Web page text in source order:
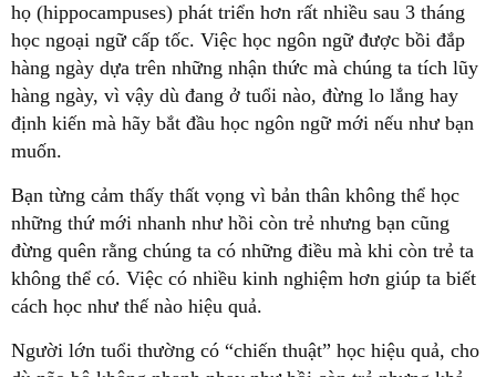
họ (hippocampuses) phát triển hơn rất nhiều sau 3 tháng
học ngoại ngữ cấp tốc. Việc học ngôn ngữ được bồi đắp
hàng ngày dựa trên những nhận thức mà chúng ta tích lũy
hàng ngày, vì vậy dù đang ở tuổi nào, đừng lo lắng hay
định kiến mà hãy bắt đầu học ngôn ngữ mới nếu như bạn
muốn.
Bạn từng cảm thấy thất vọng vì bản thân không thể học
những thứ mới nhanh như hồi còn trẻ nhưng bạn cũng
đừng quên rằng chúng ta có những điều mà khi còn trẻ ta
không thể có. Việc có nhiều kinh nghiệm hơn giúp ta biết
cách học như thế nào hiệu quả.
Người lớn tuổi thường có “chiến thuật” học hiệu quả, cho